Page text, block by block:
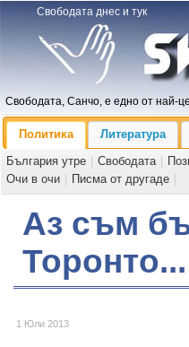
Свободата днес и тук
Свободата, Санчо, е едно от най-
Политика Литература
България утре
Свободата
Очи в очи
Писма от другаде
Аз съм
Торонто...
1 Юли 2013